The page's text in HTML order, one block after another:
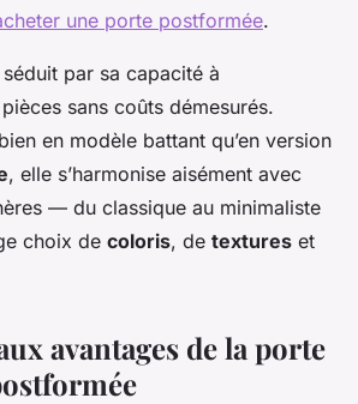
une porte postformée.
par sa capacité à
sans coûts démesurés.
en modèle battant qu’en version
, elle s’harmonise aisément avec
— du classique au minimaliste
choix de coloris, de textures et
avantages de la porte